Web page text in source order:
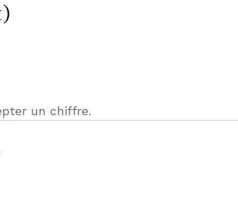
un chiffre.